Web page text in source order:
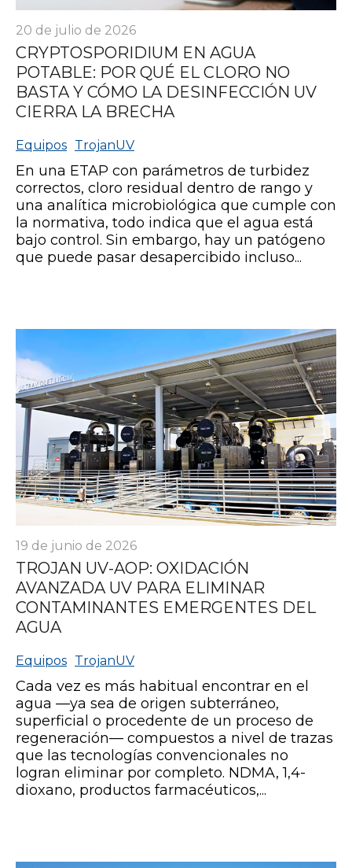
20 de julio de 2026
CRYPTOSPORIDIUM EN AGUA
POTABLE: POR QUÉ EL CLORO NO
BASTA Y CÓMO LA DESINFECCIÓN UV
CIERRA LA BRECHA
Equipos TrojanUV
En una ETAP con parámetros de turbidez
correctos, cloro residual dentro de rango y
una analítica microbiológica que cumple con
la normativa, todo indica que el agua está
bajo control. Sin embargo, hay un patógeno
que puede pasar desapercibido incluso...
19 de junio de 2026
TROJAN UV-AOP: OXIDACIÓN
AVANZADA UV PARA ELIMINAR
CONTAMINANTES EMERGENTES DEL
AGUA
Equipos TrojanUV
Cada vez es más habitual encontrar en el
agua —ya sea de origen subterráneo,
superficial o procedente de un proceso de
regeneración— compuestos a nivel de trazas
que las tecnologías convencionales no
logran eliminar por completo. NDMA, 1,4-
dioxano, productos farmacéuticos,...